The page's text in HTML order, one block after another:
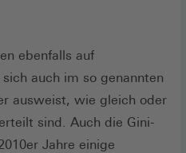
ebenfalls auf
auch im so genannten
ausweist, wie gleich oder
sind. Auch die Gini-
Jahre einige